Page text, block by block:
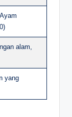
alam,
yang